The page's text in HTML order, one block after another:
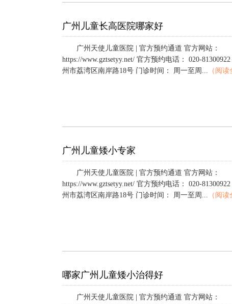
广州儿童长高医院哪家好
广州天使儿童医院 | 官方预约通道 官方网站：
https://www.gztsetyy.net/ 官方预约电话： 020-
州市荔湾区南岸路18号 门诊时间： 周一至周... （阅读
广州儿童矮小专家
广州天使儿童医院 | 官方预约通道 官方网站：
https://www.gztsetyy.net/ 官方预约电话： 020-81300922
州市荔湾区南岸路18号 门诊时间： 周一至周... （阅读
哪家广州儿童矮小治得好
广州天使儿童医院 | 官方预约通道 官方网站：